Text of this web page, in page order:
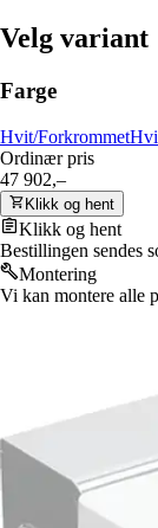
Velg variant
Farge
Hvit/Forkrommet
Ordinær pris
47 902,–
Klikk og hent
Klikk og hent
Bestillingen sendes
Montering
Vi kan montere alle